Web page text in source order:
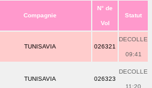
Compagnie
N° de
Vol
Statut
TUNISAVIA 026321
DECOLLE
09:41
TUNISAVIA 026323
DECOLLE
11:20